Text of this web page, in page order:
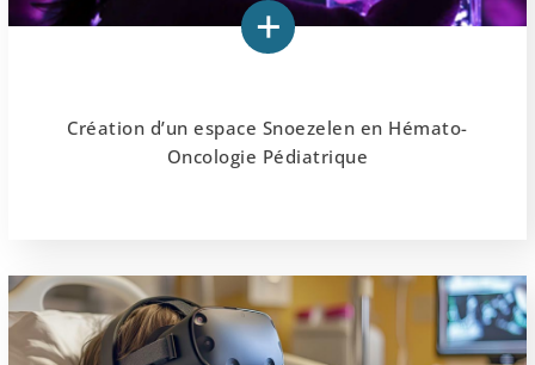
Création d’un espace Snoezelen en Hémato-
Oncologie Pédiatrique